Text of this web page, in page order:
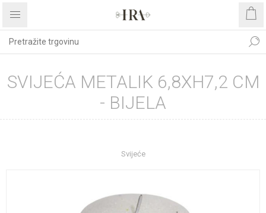
SVIJEĆA METALIK 6,8XH7,2 CM
- BIJELA
Svijeće